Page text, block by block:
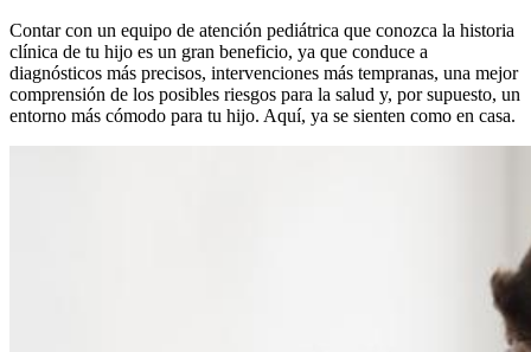
Contar con un equipo de atención pediátrica que conozca la historia
clínica de tu hijo es un gran beneficio, ya que conduce a
diagnósticos más precisos, intervenciones más tempranas, una mejor
comprensión de los posibles riesgos para la salud y, por supuesto, un
entorno más cómodo para tu hijo. Aquí, ya se sienten como en casa.